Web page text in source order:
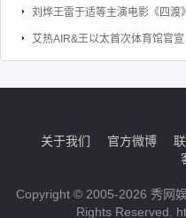
艾热AIR&王以太首次体育馆官
关于我们 官方微博
Copyright © 2005-2026 秀网
Rights Reserved.